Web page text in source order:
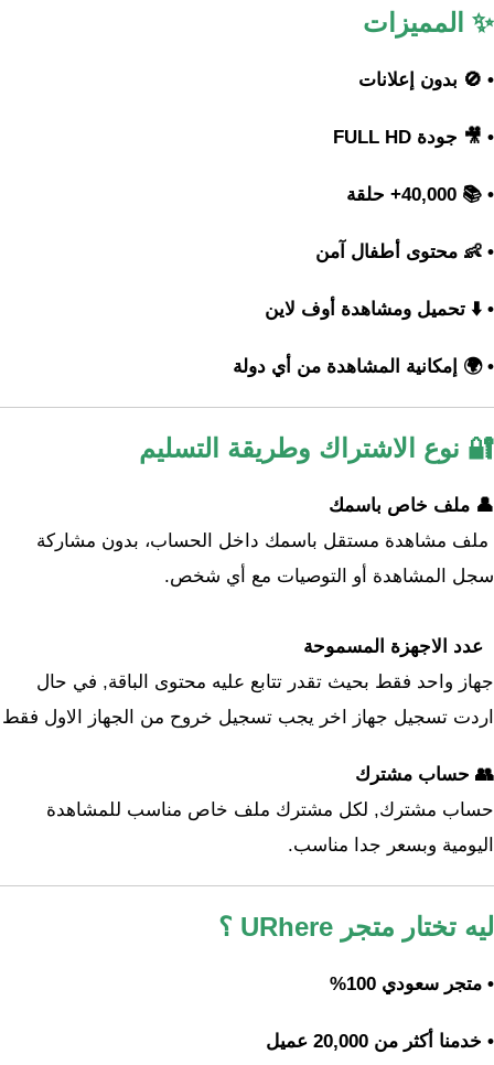
✨ المميزات
• 🚫 بدون إعلانات
• 🎥 جودة FULL HD
• 📚 40,000+ حلقة
• 👶 محتوى أطفال آمن
• ⬇️ تحميل ومشاهدة أوف لاين
• 🌍 إمكانية المشاهدة من أي دولة
🔐 نوع الاشتراك وطريقة التسليم
👤 ملف خاص باسمك
ملف مشاهدة مستقل باسمك داخل الحساب، بدون مشاركة
سجل المشاهدة أو التوصيات مع أي شخص.
عدد الاجهزة المسموحة
جهاز واحد فقط بحيث تقدر تتابع عليه محتوى الباقة, في حال
اردت تسجيل جهاز اخر يجب تسجيل خروح من الجهاز الاول فقط
👥 حساب مشترك
حساب مشترك, لكل مشترك ملف خاص مناسب للمشاهدة
اليومية وبسعر جدا مناسب.
ليه تختار متجر URhere ؟
• متجر سعودي 100%
• خدمنا أكثر من 20,000 عميل